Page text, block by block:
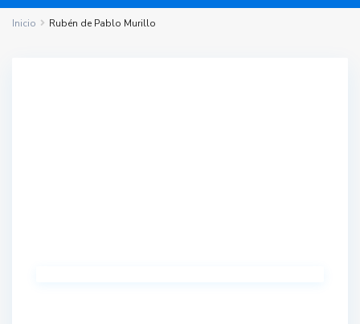
Inicio Rubén de Pablo Murillo